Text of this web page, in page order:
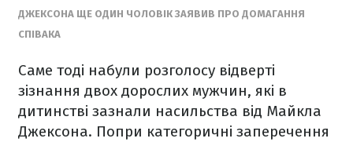
ДЖЕКСОНА ЩЕ ОДИН ЧОЛОВІК ЗАЯВИВ ПРО ДОМАГАННЯ
СПІВАКА
Саме тоді набули розголосу відверті
зізнання двох дорослих мужчин, які в
дитинстві зазнали насильства від Майкла
Джексона. Попри категоричні заперечення